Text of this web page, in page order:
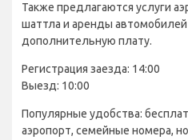
Также предлагаются услуги
шаттла и аренды автомобилей
дополнительную плату.
Регистрация заезда: 14:00
Выезд: 10:00
Популярные удобства:
аэропорт, семейные номера,